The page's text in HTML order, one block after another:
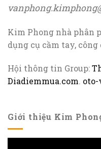
Kim Phong nhà phân
dụng cụ cầm tay,
Hội thông tin Group:
Diadiemmua.com. oto-
Giới thiệu Kim